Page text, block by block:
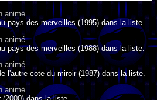
animé
pays des merveilles (1995) dans la liste.
animé
pays des merveilles (1988) dans la liste.
animé
l'autre cote du miroir (1987) dans la liste.
animé